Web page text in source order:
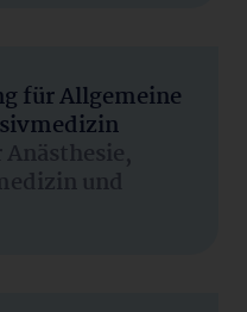
für Allgemeine
und